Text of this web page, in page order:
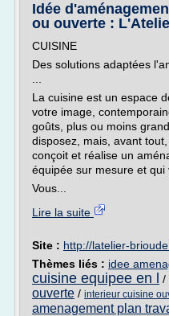
Idée
ou ouverte :
CUISINE
Des solutions adaptées
La cuisine est un espace
votre image,
goûts, plus ou moins
disposez, mais, avant
conçoit et réalise un
équipée sur mesure et qui
Vous...
Lire la suite
Site : http://latelier-
Thèmes liés : idee
cuisine equipee en l /
ouverte / interieur cuisine
amenagement plan